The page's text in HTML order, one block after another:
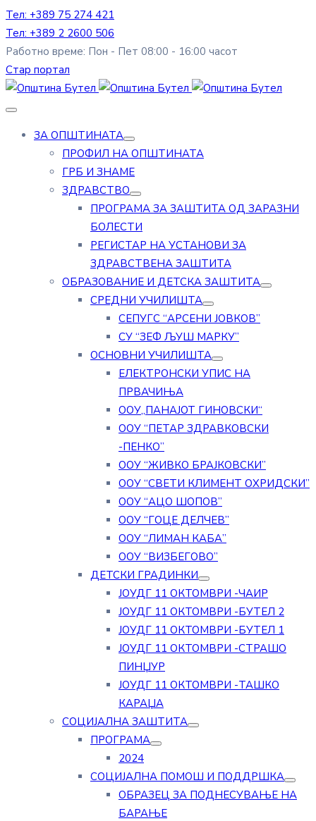
Тел: +389 75 274 421
Тел: +389 2 2600 506
Работно време: Пон - Пет 08:00 - 16:00 часот
Стар портал
ЗА ОПШТИНАТА
ПРОФИЛ НА ОПШТИНАТА
ГРБ И ЗНАМЕ
ЗДРАВСТВО
ПРОГРАМА ЗА ЗАШТИТА ОД ЗАРАЗНИ
БОЛЕСТИ
РЕГИСТАР НА УСТАНОВИ ЗА
ЗДРАВСТВЕНА ЗАШТИТА
ОБРАЗОВАНИЕ И ДЕТСКА ЗАШТИТА
СРЕДНИ УЧИЛИШТА
СЕПУГС “АРСЕНИ ЈОВКОВ”
СУ “ЗЕФ ЉУШ МАРКУ”
ОСНОВНИ УЧИЛИШТА
ЕЛЕКТРОНСКИ УПИС НА
ПРВАЧИЊА
ООУ„ПАНАЈОТ ГИНОВСКИ“
ООУ “ПЕТАР ЗДРАВКОВСКИ
-ПЕНКО”
ООУ “ЖИВКО БРАЈКОВСКИ”
ООУ “СВЕТИ КЛИМЕНТ ОХРИДСКИ”
ООУ “АЦО ШОПОВ”
ООУ “ГОЦЕ ДЕЛЧЕВ”
ООУ “ЛИМАН КАБА”
ООУ “ВИЗБЕГОВО”
ДЕТСКИ ГРАДИНКИ
ЈОУДГ 11 ОКТОМВРИ -ЧАИР
ЈОУДГ 11 ОКТОМВРИ -БУТЕЛ 2
ЈОУДГ 11 ОКТОМВРИ -БУТЕЛ 1
ЈОУДГ 11 ОКТОМВРИ -СТРАШО
ПИНЏУР
ЈОУДГ 11 ОКТОМВРИ -ТАШКО
КАРАЏА
СОЦИЈАЛНА ЗАШТИТА
ПРОГРАМА
2024
СОЦИЈАЛНА ПОМОШ И ПОДДРШКА
ОБРАЗЕЦ ЗА ПОДНЕСУВАЊЕ НА
БАРАЊЕ